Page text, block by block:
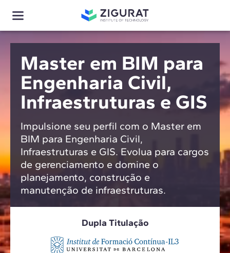
Master em BIM para
Engenharia Civil,
Infraestruturas e GIS
Impulsione seu perfil com o Master em
BIM para Engenharia Civil,
Infraestruturas e GIS. Evolua para cargos
de gerenciamento e domine o
planejamento, construção e
manutenção de infraestruturas.
Dupla Titulação